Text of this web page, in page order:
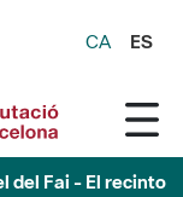
CA ES
del Fai - El recinto